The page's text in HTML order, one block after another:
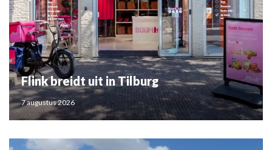
Flink breidt uit in Tilburg
7 augustus 2026